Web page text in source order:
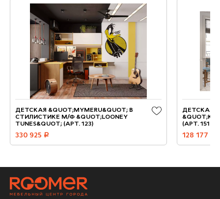
ДЕТСКАЯ &QUOT;MYMERU&QUOT; В
СТИЛИСТИКЕ М/Ф &QUOT;LOONEY
TUNES&QUOT; (АРТ. 123)
330 925 руб.
ДЕТСКАЯ,
(АРТ. 151)
128 177